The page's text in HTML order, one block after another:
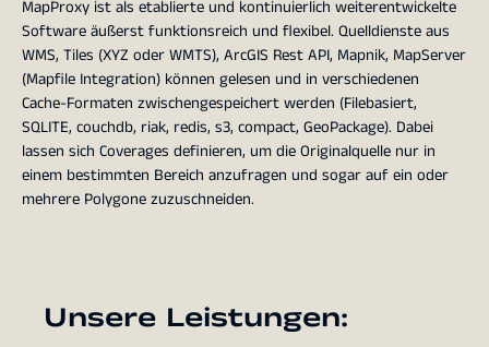
MapProxy ist als etablierte und kontinuierlich weiterentwickelte
Software äußerst funktionsreich und flexibel. Quelldienste aus
WMS, Tiles (XYZ oder WMTS), ArcGIS Rest API, Mapnik, MapServer
(Mapfile Integration) können gelesen und in verschiedenen
Cache-Formaten zwischengespeichert werden (Filebasiert,
SQLITE, couchdb, riak, redis, s3, compact, GeoPackage). Dabei
lassen sich Coverages definieren, um die Originalquelle nur in
einem bestimmten Bereich anzufragen und sogar auf ein oder
mehrere Polygone zuzuschneiden.
Unsere Leistungen: